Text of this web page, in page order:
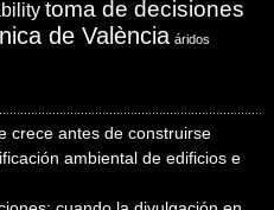
toma de decisiones
de València áridos
crece antes de construirse
ambiental de edificios e